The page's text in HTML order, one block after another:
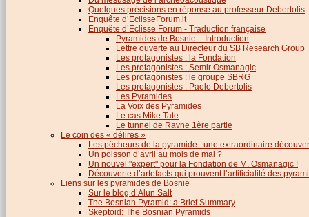
Quelques précisions en réponse au professeur Debertolis
Enquête d’EclisseForum.it
Enquête d’Eclisse Forum - Traduction française
Pyramides de Bosnie – Introduction
Lettre ouverte au Directeur du SB Research Group
Les protagonistes : la Fondation
Les protagonistes : Semir Osmanagic
Les protagonistes : le groupe SBRG
Les protagonistes : Paolo Debertolis
Les Pyramides
La Voix des Pyramides
Le cas Mike Tate
Le tunnel de Ravne 1ère partie
Le coin des « délires »
Les pêcheurs de la pyramide : une extraordinaire
Un poisson d’avril au mois de mai ?
Un nouvel "expert" pour la Fondation de M. Osmanagic !
Découverte d’artefacts qui prouvent l’artificialité des
Liens sur les pyramides de Bosnie
Sur le blog d’Alun Salt
The Bosnian Pyramid: a Brief Summary
Skeptoid: The Bosnian Pyramids